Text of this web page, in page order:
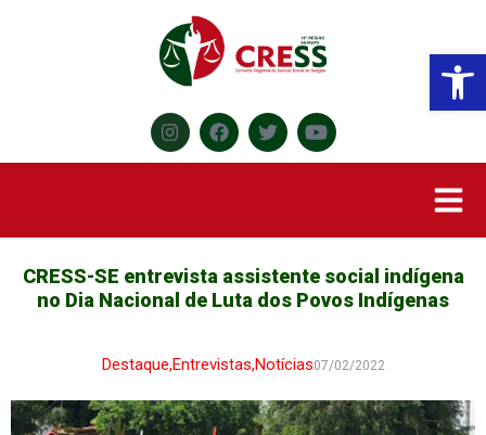
CRESS-SE entrevista assistente social indígena
no Dia Nacional de Luta dos Povos Indígenas
Destaque,Entrevistas,Notícias07/02/2022